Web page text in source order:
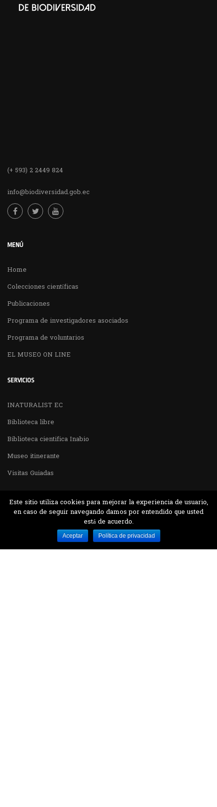
(+ 593) 2 2449 824
info@biodiversidad.gob.ec
MENÚ
Home
Colecciones científicas
Publicaciones
Programa de investigadores asociados
Programa de voluntarios
EL MUSEO ON LINE
SERVICIOS
INATURALIST EC
Biblioteca libre
Biblioteca cientifica Inabio
Museo itinerante
Visitas Guiadas
Desarrollado por MJTEC.
Este sitio utiliza cookies para mejorar la experiencia de usuario,
en caso de seguir navegando damos por entendido que usted
está de acuerdo.
Aceptar Política de privacidad